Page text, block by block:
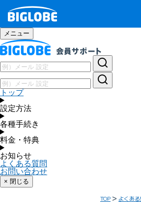
メニュー
トップ
設定方法
各種手続き
料金・特典
お知らせ
よくある質問
お問い合わせ
× 閉じる
TOP よくあ